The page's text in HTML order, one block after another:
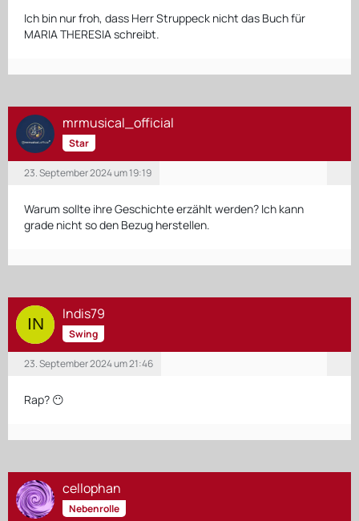
Ich bin nur froh, dass Herr Struppeck nicht das Buch für
MARIA THERESIA schreibt.
mrmusical_official
Star
23. September 2024 um 19:19
Warum sollte ihre Geschichte erzählt werden? Ich kann
grade nicht so den Bezug herstellen.
Indis79
Swing
23. September 2024 um 21:46
Rap? 😶
cellophan
Nebenrolle